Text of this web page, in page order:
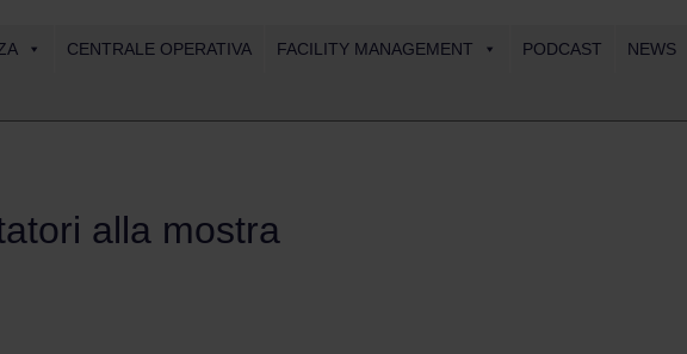
CENTRALE OPERATIVA FACILITY MANAGEMENT PODCAST NEWS
alla mostra